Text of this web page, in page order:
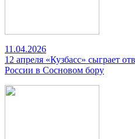
11.04.2026
12 апреля «Кузбасс» сыграет
России в Сосновом бору